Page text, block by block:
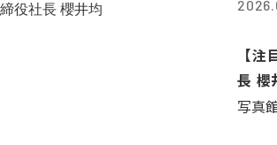
【
長 櫻
写真